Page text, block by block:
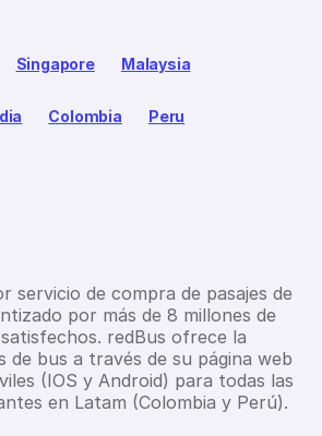
Singapore Malaysia
Colombia Peru
servicio de compra de pasajes de
por más de 8 millones de
redBus ofrece la
de bus a través de su página web
(IOS y Android) para todas las
en Latam (Colombia y Perú).